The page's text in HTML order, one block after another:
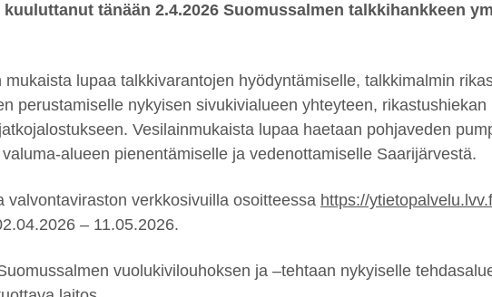
tänään 2.4.2026 Suomussalmen talkkihankkeen
lupaa talkkivarantojen hyödyntämiselle, talkkimalmin
perustamiselle nykyisen sivukivialueen yhteyteen, rikastushiekan
Vesilainmukaista lupaa haetaan pohjaveden
alueen pienentämiselle ja vedenottamiselle Saarijärvestä.
valvontaviraston verkkosivuilla osoitteessa https://
– 11.05.2026.
vuolukivilouhoksen ja –tehtaan nykyiselle